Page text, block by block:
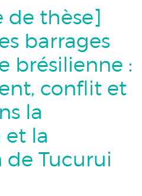
de thèse]
barrages
brésilienne :
conflit et
la
la
Tucurui